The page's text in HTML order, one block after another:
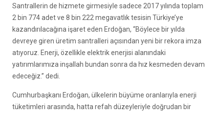
Santrallerin de hizmete girmesiyle sadece 2017 yılında toplam
2 bin 774 adet ve 8 bin 222 megavatlık tesisin Türkiye’ye
kazandırılacağına işaret eden Erdoğan, “Böylece bir yılda
devreye giren üretim santralleri açısından yeni bir rekora imza
atıyoruz. Enerji, özellikle elektrik enerjisi alanındaki
yatırımlarımıza inşallah bundan sonra da hız kesmeden devam
edeceğiz.” dedi.
Cumhurbaşkanı Erdoğan, ülkelerin büyüme oranlarıyla enerji
tüketimleri arasında, hatta refah düzeyleriyle doğrudan bir